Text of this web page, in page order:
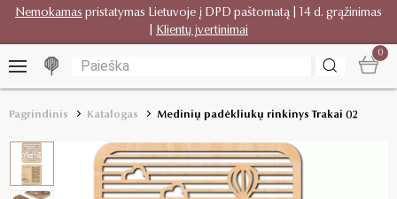
Nemokamas pristatymas Lietuvoje į DPD paštomatą | 14 d. grąžinimas
Klientų įvertinimai
0
Pagrindinis Katalogas Medinių padėkliukų rinkinys Trakai 02